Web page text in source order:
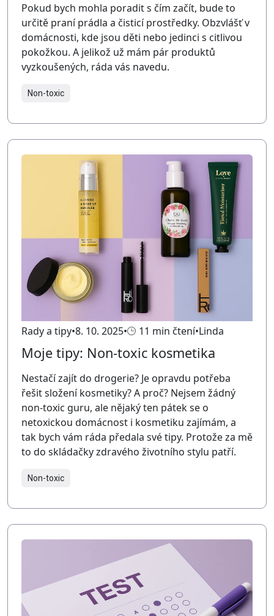
Pokud bych mohla poradit s čím začít, bude to
určitě praní prádla a čisticí prostředky. Obzvlášť v
domácnosti, kde jsou děti nebo jedinci s citlivou
pokožkou. A jelikož už mám pár produktů
vyzkoušených, ráda vás navedu.
Non-toxic
Rady a tipy 8. 10. 2025 11 min čtení Linda
Moje tipy: Non-toxic kosmetika
Nestačí zajít do drogerie? Je opravdu potřeba
řešit složení kosmetiky? A proč? Nejsem žádný
non-toxic guru, ale nějaký ten pátek se o
netoxickou domácnost i kosmetiku zajímám, a
tak bych vám ráda předala své tipy. Protože za mě
to do skládačky zdravého životního stylu patří.
Non-toxic